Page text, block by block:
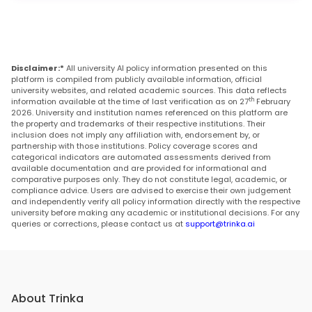
Disclaimer:* All university AI policy information presented on this
platform is compiled from publicly available information, official
university websites, and related academic sources. This data reflects
information available at the time of last verification as on 27th February
2026. University and institution names referenced on this platform are
the property and trademarks of their respective institutions. Their
inclusion does not imply any affiliation with, endorsement by, or
partnership with those institutions. Policy coverage scores and
categorical indicators are automated assessments derived from
available documentation and are provided for informational and
comparative purposes only. They do not constitute legal, academic, or
compliance advice. Users are advised to exercise their own judgement
and independently verify all policy information directly with the respective
university before making any academic or institutional decisions. For any
queries or corrections, please contact us at support@trinka.ai
About Trinka